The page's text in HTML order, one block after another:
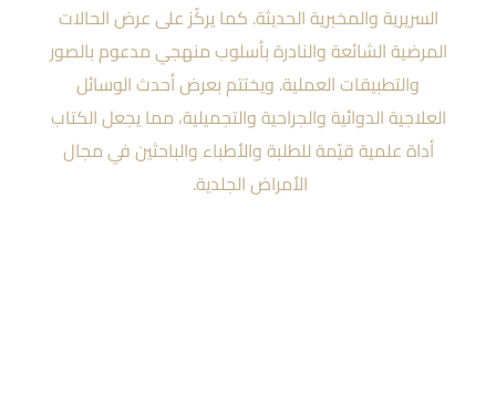
السريرية والمخبرية الحديثة. كما يركّز على عرض الحالات
المرضية الشائعة والنادرة بأسلوب منهجي مدعوم بالصور
والتطبيقات العملية. ويختتم بعرض أحدث الوسائل
العلاجية الدوائية والجراحية والتجميلية، مما يجعل الكتاب
أداة علمية قيّمة للطلبة والأطباء والباحثين في مجال
الأمراض الجلدية.